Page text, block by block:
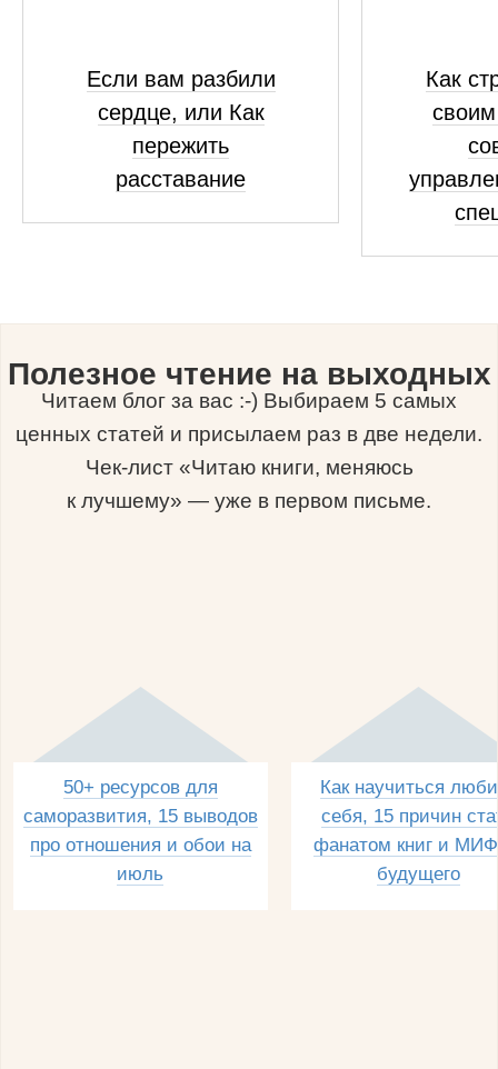
Если вам разбили
сердце, или Как
пережить
расставание
Как
Полезное чтение на выходных
Читаем блог за вас :-) Выбираем 5 самых
ценных статей и присылаем раз в две недели.
Чек-лист «Читаю книги, меняюсь
к лучшему» — уже в первом письме.
50+ ресурсов для
саморазвития, 15 выводов
про отношения и обои на
июль
Как научиться
себя, 15 причин
фанатом книг и
будущего